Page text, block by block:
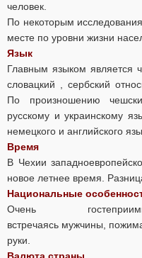
человек.
По некоторым
месте по уровни жизни
Язык
Главным языком является
словацкий , сербский
По произношению
русскому и украинскому
немецкого и английского
Время
В Чехии
новое летнее время.
Национальные
Очень
встречаясь мужчины,
руки.